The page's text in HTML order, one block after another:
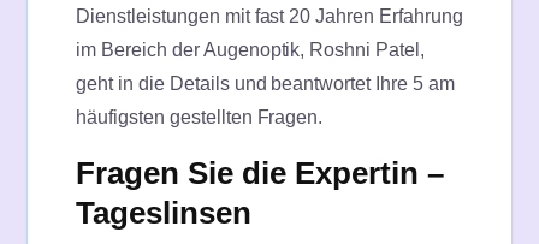
Dienstleistungen mit fast 20 Jahren Erfahrung
im Bereich der Augenoptik, Roshni Patel,
geht in die Details und beantwortet Ihre 5 am
häufigsten gestellten Fragen.
Fragen Sie die Expertin –
Tageslinsen